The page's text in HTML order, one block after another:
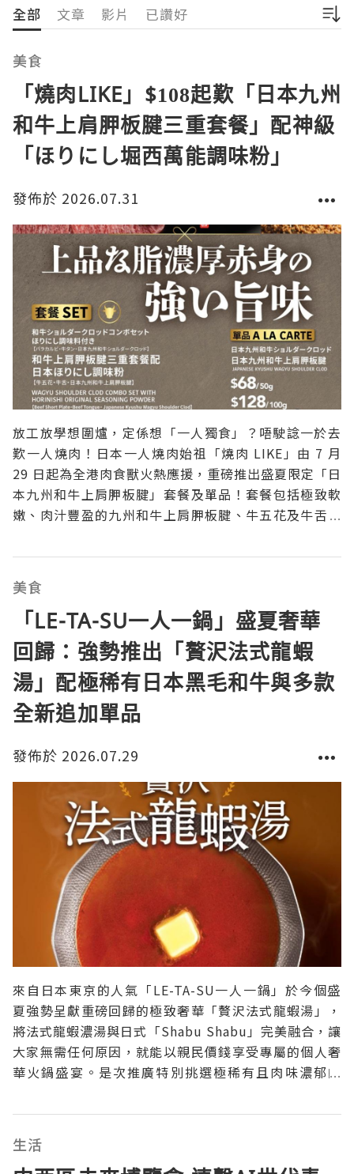
全部 文章 影片 已讚好
美食
「燒肉LIKE」$108起歎「日本九州
和牛上肩胛板腱三重套餐」配神級
「ほりにし堀西萬能調味粉」
發佈於 2026.07.31
放工放學想圍爐，定係想「一人獨食」？唔駛諗一於去
歎一人燒肉！日本一人燒肉始祖「燒肉 LIKE」由 7 月
29 日起為全港肉食獸火熱應援，重磅推出盛夏限定「日
本九州和牛上肩胛板腱」套餐及單品！套餐包括極致軟
嫩、肉汁豐盈的九州和牛上肩胛板腱、牛五花及牛舌，
味粉）」。當油脂豐富的日本 A4 和牛，遇上融合逾 20
種香料的惹味調味粉，層次豐富的肉香與香料
美食
「LE-TA-SU一人一鍋」盛夏奢華
回歸：強勢推出「贅沢法式龍蝦
湯」配極稀有日本黑毛和牛與多款
全新追加單品
發佈於 2026.07.29
來自日本東京的人氣「LE-TA-SU一人一鍋」於今個盛
夏強勢呈獻重磅回歸的極致奢華「贅沢法式龍蝦湯」，
將法式龍蝦濃湯與日式「Shabu Shabu」完美融合，讓
大家無需任何原因，就能以親民價錢享受專屬的個人奢
華火鍋盛宴。是次推廣特別挑選極稀有且肉味濃郁的
需追加 $30 更可超值升級至極上「日本黑毛和牛西
冷」，帶來無與倫比的海陸雙重滋味。此外，餐廳亦同
生活